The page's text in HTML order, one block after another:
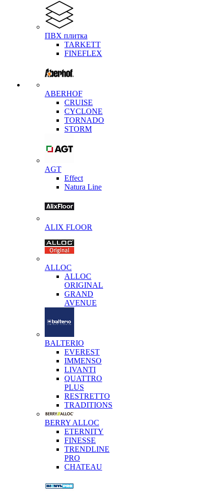
ПВХ плитка
TARKETT
FINEFLEX
ABERHOF
CRUISE
CYCLONE
TORNADO
STORM
AGT
Effect
Natura Line
ALIX FLOOR
ALLOC
ALLOC
ORIGINAL
GRAND
AVENUE
BALTERIO
EVEREST
IMMENSO
LIVANTI
QUATTRO
PLUS
RESTRETTO
TRADITIONS
BERRY ALLOC
ETERNITY
FINESSE
TRENDLINE
PRO
CHATEAU